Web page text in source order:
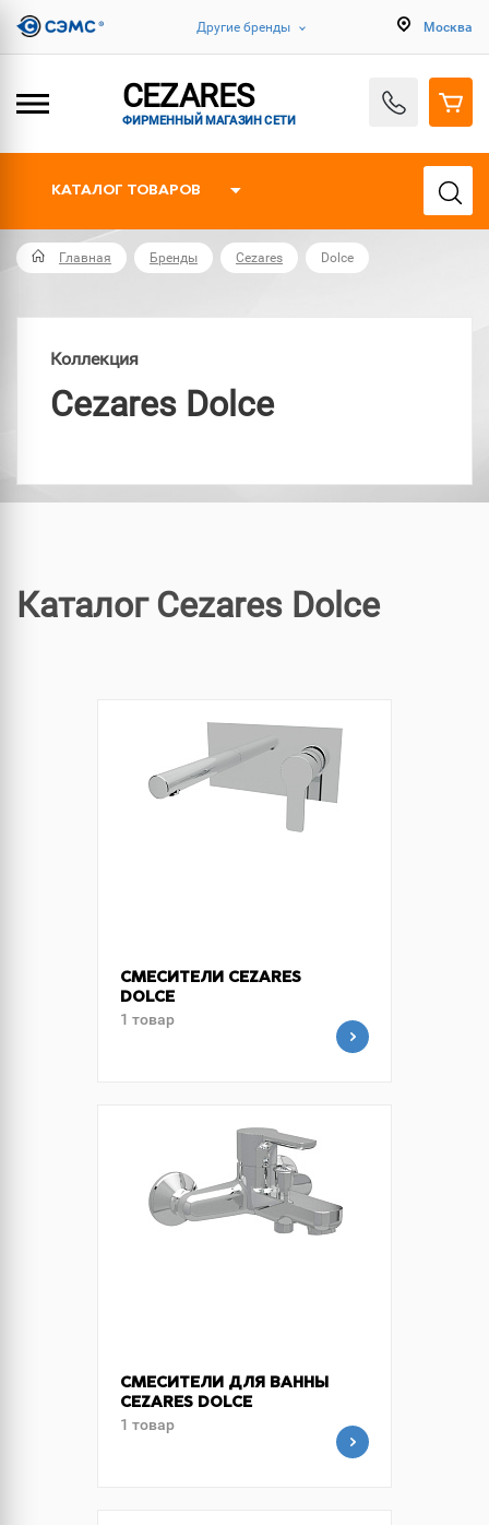
Другие бренды Москва
CEZARES
ФИРМЕННЫЙ МАГАЗИН СЕТИ
КАТАЛОГ ТОВАРОВ
Главная Бренды Cezares Dolce
Коллекция
Cezares Dolce
Каталог Cezares Dolce
СМЕСИТЕЛИ CEZARES
DOLCE
1 товар
СМЕСИТЕЛИ ДЛЯ ВАННЫ
CEZARES DOLCE
1 товар